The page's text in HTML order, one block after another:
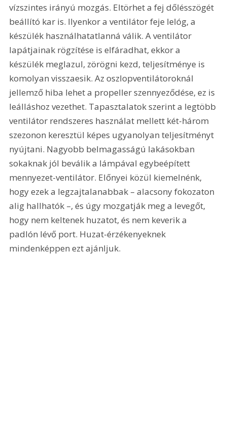
vízszintes irányú mozgás. Eltörhet a fej dőlésszögét
beállító kar is. Ilyenkor a ventilátor feje lelóg, a
készülék használhatatlanná válik. A ventilátor
lapátjainak rögzítése is elfáradhat, ekkor a
készülék meglazul, zörögni kezd, teljesítménye is
komolyan visszaesik. Az oszlopventilátoroknál
jellemző hiba lehet a propeller szennyeződése, ez is
leálláshoz vezethet. Tapasztalatok szerint a legtöbb
ventilátor rendszeres használat mellett két-három
szezonon keresztül képes ugyanolyan teljesítményt
nyújtani. Nagyobb belmagasságú lakásokban
sokaknak jól beválik a lámpával egybeépített
mennyezet-ventilátor. Előnyei közül kiemelnénk,
hogy ezek a legzajtalanabbak – alacsony fokozaton
alig hallhatók –, és úgy mozgatják meg a levegőt,
hogy nem keltenek huzatot, és nem keverik a
padlón lévő port. Huzat-érzékenyeknek
mindenképpen ezt ajánljuk.